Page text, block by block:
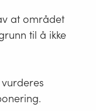
grenseverdier
for
som
støyende
virksomhet
at området
til å ikke